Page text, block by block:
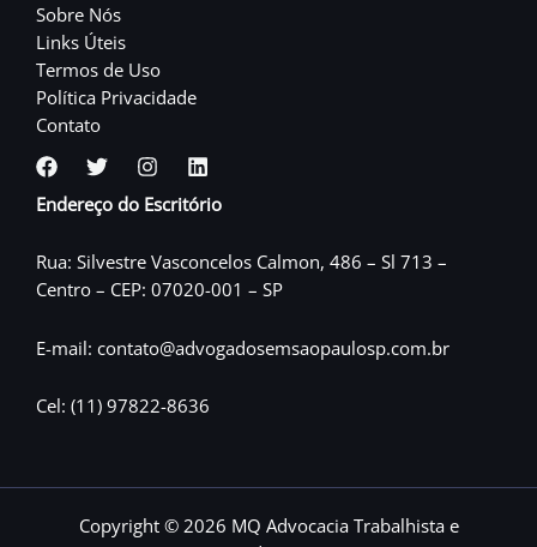
Sobre Nós
Links Úteis
Termos de Uso
Política Privacidade
Contato
Endereço do Escritório
Rua: Silvestre Vasconcelos Calmon, 486 – Sl 713 –
Centro – CEP: 07020-001 – SP
E-mail: contato@advogadosemsaopaulosp.com.br
Cel: (11) 97822-8636
Copyright © 2026 MQ Advocacia Trabalhista e